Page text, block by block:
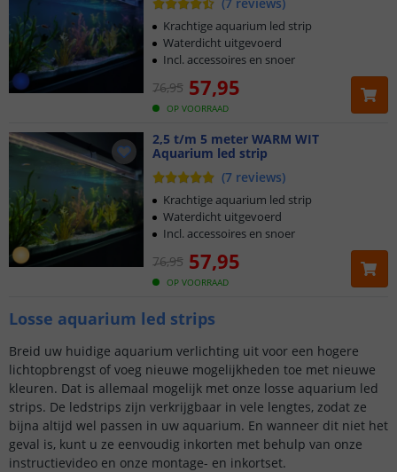
OP VOORRAAD
76,95 57,95
Krachtige aquarium led strip
Waterdicht uitgevoerd
Incl. accessoires en snoer
2,5 t/m 5 meter WARM WIT
Aquarium led strip
(7 reviews)
OP VOORRAAD
76,95 57,95
Krachtige aquarium led strip
Waterdicht uitgevoerd
Incl. accessoires en snoer
Losse aquarium led strips
Breid uw huidige aquarium verlichting uit voor een hogere
lichtopbrengst of voeg nieuwe mogelijkheden toe met nieuwe
kleuren. Dat is allemaal mogelijk met onze losse aquarium led
strips. De ledstrips zijn verkrijgbaar in vele lengtes, zodat ze
bijna altijd wel passen in uw aquarium. En wanneer dit niet het
geval is, kunt u ze eenvoudig inkorten met behulp van onze
instructievideo en onze montage- en inkortset.